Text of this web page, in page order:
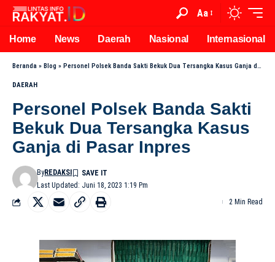
Aa
Home News Daerah Nasional Internasional
Beranda » Blog » Personel Polsek Banda Sakti Bekuk Dua Tersangka Kasus Ganja di Pasar Inpres
DAERAH
Personel Polsek Banda Sakti
Bekuk Dua Tersangka Kasus
Ganja di Pasar Inpres
Last Updated: Juni 18, 2023 1:19 Pm
ByREDAKSI
2 Min Read